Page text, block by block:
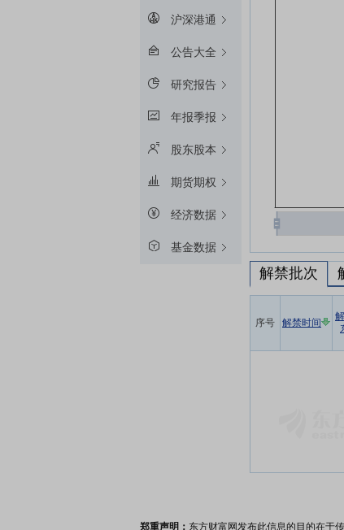
沪深港通
公告大全
研究报告
年报季报
股东股本
期货期权
经济数据
基金数据
解禁批次
序号 解禁时间
郑重声明： 东方财富网发布此信息的目的在于